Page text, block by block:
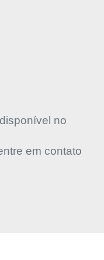
no
em contato